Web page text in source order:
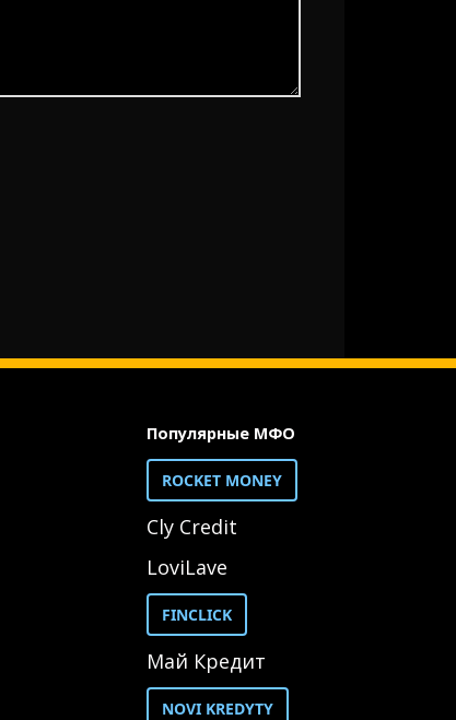
Популярные МФО
ROCKET MONEY
Cly Credit
LoviLave
FINCLICK
Май Кредит
NOVI KREDYTY